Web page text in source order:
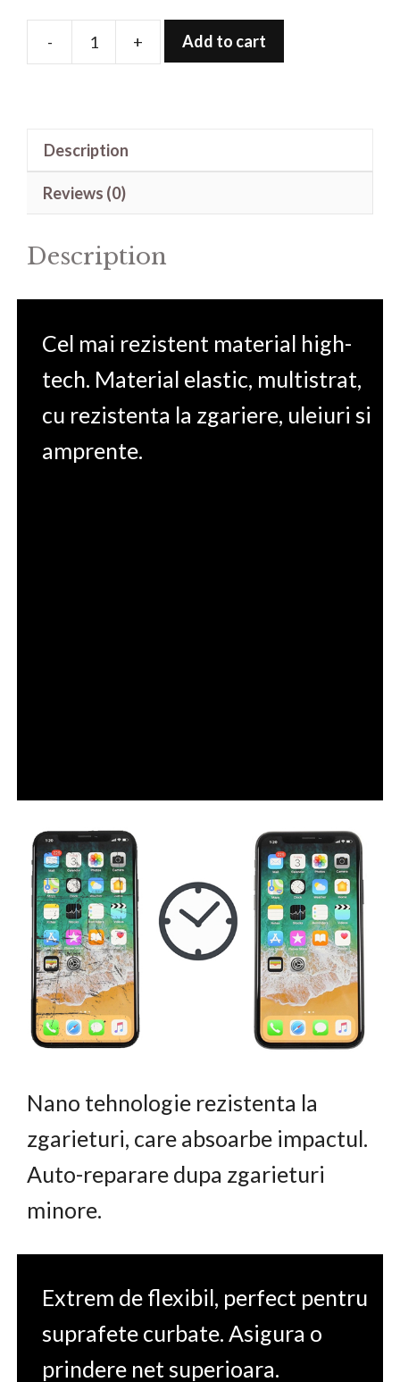
-
Folie
+ Add to cart
Description
Reviews (0)
Description
Cel mai rezistent material high-
tech. Material elastic, multistrat,
cu rezistenta la zgariere, uleiuri si
amprente.
Nano tehnologie rezistenta la
zgarieturi, care absoarbe impactul.
Auto-reparare dupa zgarieturi
minore.
Extrem de flexibil, perfect pentru
suprafete curbate. Asigura o
prindere net superioara.